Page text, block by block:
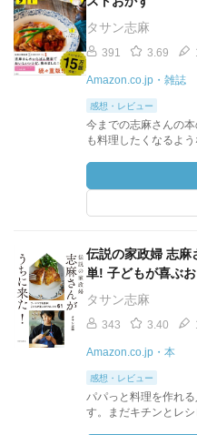
タサン志麻
391 3.69
Amazon.co.jp・雑誌
感想・レビュー
今までの志麻さんの
も料理したくなるよう
伝説の家政婦 志麻
単! 子どもが喜ぶ
タサン志麻
343 3.40
Amazon.co.jp・本
感想・レビュー
パパっと料理を作れ
す。まだキチンとレ